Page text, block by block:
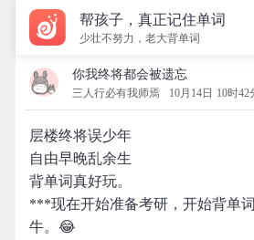
帮孩子，真正记住单词
少壮不努力，老大背单词
你我终将都会被遗忘
三人行必有我师焉 10月14日 10时42
层楼终将误少年
自由早晚乱余生
背单词真好玩。
***现在开始准备考研，开始背单
牛。😂